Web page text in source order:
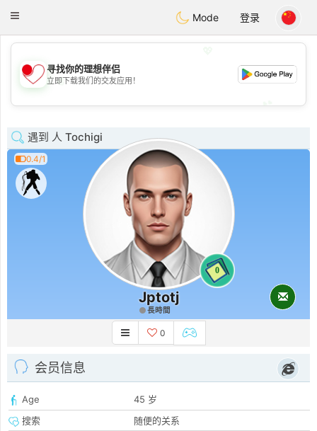
Chat
Toggle
Mode 登录
💖
寻找你的理想伴侣
立即下载我们的交友应用！
遇到 人 Tochigi
0.4/1
0
Jptotj
長時間
0
会员信息
Age
45 岁
搜索
随便的关系